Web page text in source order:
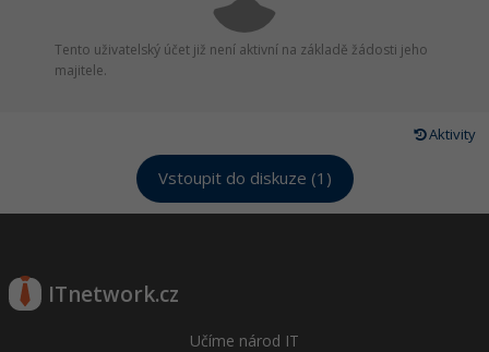
Tento uživatelský účet již není aktivní na základě žádosti jeho
majitele.
Aktivity
Vstoupit do diskuze (1)
ITnetwork.cz
Učíme národ IT